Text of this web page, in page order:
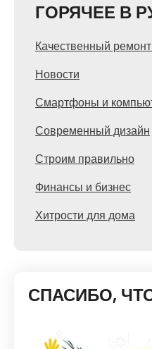
ГОРЯЧЕЕ В
Качественный
Новости
Смартфоны и
Современный дизайн
Строим правильно
Финансы и бизнес
Хитрости для дома
СПАСИБО,